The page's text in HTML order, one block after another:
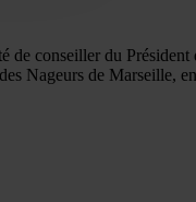
de conseiller du
Nageurs de Marseille,